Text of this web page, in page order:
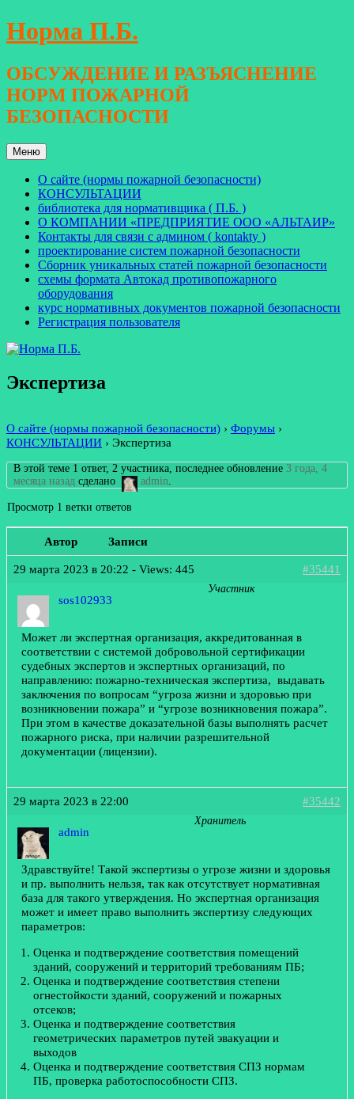
Перейти
к
Норма П.Б.
ОБСУЖДЕНИЕ И РАЗЪЯСНЕНИЕ
НОРМ ПОЖАРНОЙ
БЕЗОПАСНОСТИ
Меню
О сайте (нормы пожарной безопасности)
КОНСУЛЬТАЦИИ
библиотека для нормативщика ( П.Б. )
О КОМПАНИИ «ПРЕДПРИЯТИЕ ООО «АЛЬТАИР»
Контакты для связи с админом ( kontakty )
проектирование систем пожарной безопасности
Сборник уникальных статей пожарной безопасности
схемы формата Автокад противопожарного
оборудования
курс нормативных документов пожарной безопасности
Регистрация пользователя
Экспертиза
О сайте (нормы пожарной безопасности) › Форумы ›
КОНСУЛЬТАЦИИ › Экспертиза
В этой теме 1 ответ, 2 участника, последнее обновление3 года, 4
месяца назад сделано admin
Просмотр 1 ветки ответов
Автор Записи
29 марта 2023 в 20:22 - Views: 445 #35441
sos102933
Участник
Может ли экспертная организация, аккредитованная в
соответствии с системой добровольной сертификации
судебных экспертов и экспертных организаций, по
направлению: пожарно-техническая экспертиза, выдавать
заключения по вопросам “угроза жизни и здоровью при
возникновении пожара” и “угрозе возникновения пожара”.
При этом в качестве доказательной базы выполнять расчет
пожарного риска, при наличии разрешительной
документации (лицензии).
29 марта 2023 в 22:00 #35442
admin
Хранитель
Здравствуйте! Такой экспертизы о угрозе жизни и здоровья
и пр. выполнить нельзя, так как отсутствует нормативная
база для такого утверждения. Но экспертная организация
может и имеет право выполнить экспертизу следующих
параметров:
Оценка и подтверждение соответствия помещений
зданий, сооружений и территорий требованиям ПБ;
Оценка и подтверждение соответствия степени
огнестойкости зданий, сооружений и пожарных
отсеков;
Оценка и подтверждение соответствия
геометрических параметров путей эвакуации и
выходов
Оценка и подтверждение соответствия СПЗ нормам
ПБ, проверка работоспособности СПЗ.